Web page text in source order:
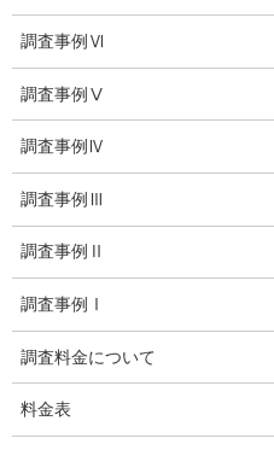
探偵コラム
探偵日記
夫婦の信頼関係
お知らせ
いじめ相談
調査事例Ⅵ
調査事例Ⅴ
調査事例Ⅳ
調査事例Ⅲ
調査事例Ⅱ
調査事例Ⅰ
調査料金について
料金表